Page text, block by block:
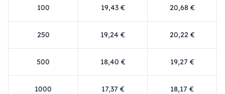
100 19,43 € 20,68 €
250 19,24 € 20,22 €
500 18,40 € 19,27 €
1000 17,37 € 18,17 €